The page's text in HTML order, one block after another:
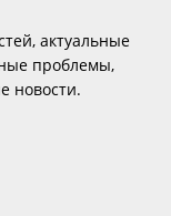
актуальные
проблемы,
новости.